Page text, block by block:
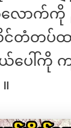
လောက်
င်တံတပ်ထ
ေါ်ကို က